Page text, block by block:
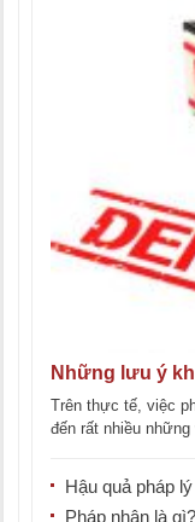
Những lưu ý
Trên thực tế, việc
đến rất nhiều
Hậu quả pháp
Pháp nhân là